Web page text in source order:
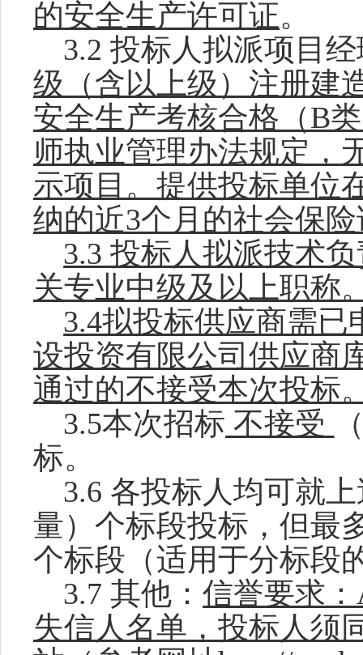
的安全生产许可证。
3.2投标人拟派项目
级（含以上级）注册建
安全生产考核合格（B
师执业管理办法规定，
示项目。提供投标单位
纳的近3个月的社会保
3.3投标人拟派技术
关专业中级及以上职称
3.4拟投标供应商需
设投资有限公司供应商
通过的不接受本次投标
3.5本次招标 不接受
标。
3.6 各投标人均可就
量）个标段投标，但最
个标段（适用于分标段
3.7 其他：信誉要求：
失信人名单，投标人须